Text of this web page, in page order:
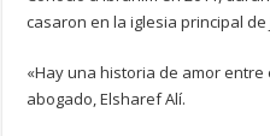
casaron en la iglesia principal de
«Hay una historia de amor entre
abogado, Elsharef Alí.